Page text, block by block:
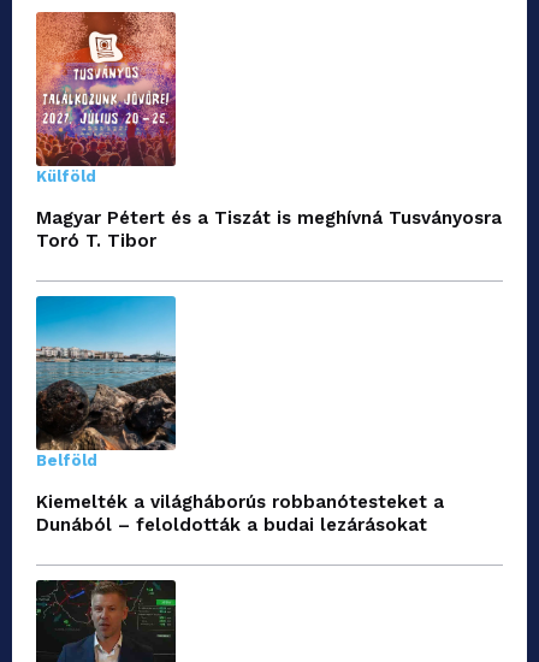
Külföld
Magyar Pétert és a Tiszát is meghívná Tusványosra
Toró T. Tibor
Belföld
Kiemelték a világháborús robbanótesteket a
Dunából – feloldották a budai lezárásokat